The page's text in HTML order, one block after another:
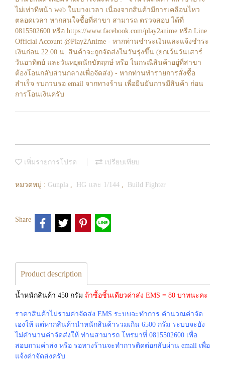
ไม่เท่าทีหน้า web ในบางเวลา เนื่องจากสินค้ามีการเคลือนไหว
ตลอดเวลา หากสนใจซื้อที่สาขา สามารถ ตรวจสอบ ได้ที่
0815502600 หรือ https://www.facebook.com/play2anime หรือ Line
Official Account @Play2Anime - หากท่านชำระเงินและแจ้งชำระ
เงินก่อน 22.00 น. สินค้าจะถูกจัดส่งในวันรุ่งขึ้น (ยกเว้นวันเสาร์
วันอาทิตย์ และวันหยุดนักขัตฤกษ์ หรือ ในกรณีสินค้าอยู่ที่สาขา
ต้องโอนกลับส่วนกลางเพื่อจัดส่ง) - หากท่านทำรายการสั่งซื้อ
สำเร็จ รบกวนรอ email จากทางร้าน เพื่อยืนยันการมีสินค้า ก่อน
การโอนเงินครับ
เพิ่มรายการโปรด เปรียบเทียบ
หมวดหมู่ : Gunpla , HG และ 1/144 , Build Fighter
Share
Product description
น้ำหนักสินค้า 450 กรัม ถ้าซื้อชิ้นเดียวค่าส่ง EMS = 80 บาทนะคะ
ราคาสินค้าไม่รวมค่าจัดส่ง EMS ระบบจะทำการ คำนวณค่าจัด
เองให้ แต่หากสินค้านำหนักสินค้ารวมเกิน 6500 กรัม ระบบจะยัง
ไม่คำนวนค่าจัดส่งให้ ท่านสามารถ โทรมาที่ 0815502600 เพื่อ
สอบถามค่าส่ง หรือ รอทางร้านจะทำการติดต่อกลับผ่าน email เพื่อ
แจ้งค่าจัดส่งครับ